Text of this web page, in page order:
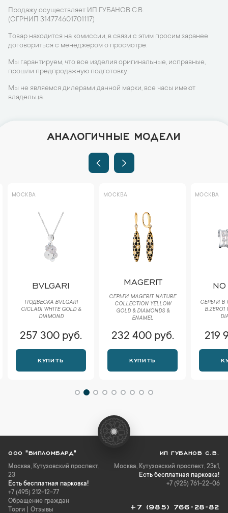
Продажу осуществляет ИП ГУБАНОВ С.В.
(ОГРНИП 314774601701117)
Товар находится на комиссии, в связи с этим просим заранее
договориться с менеджером о просмотре.
Мы гарантируем, что все изделия оригинальные, исправные,
прошли предпродажную подготовку.
Мы не являемся дилерами данной марки, все часы имеют
владельца.
АНАЛОГИЧНЫЕ МОДЕЛИ
МОСКВА
BVLGARI
ПОДВЕСКА BVLGARI
CICLADI WHITE GOLD &
DIAMOND
257 300 руб.
КУПИТЬ
МОСКВА
MAGERIT
СЕРЬГИ MAGERIT NATURE
COLLECTION YELLOW
GOLD & DIAMONDS &
ENAMEL
232 400 руб.
КУПИТЬ
МОСКВА
СЕРЬГИ В
B.ZERO1
219
ООО "ВИПЛОМБАРД"
Москва, Кутузовский проспект,
23
Есть бесплатная парковка!
+7 (495) 212-12-77
Обращение граждан
Торги
Отзывы
ИП ГУБАНОВ С.В.
Москва, Кутузовский проспект, 23к1,
Есть бесплатная парковка!
+7 (925) 761-22-06
+7 (985) 766-28-82